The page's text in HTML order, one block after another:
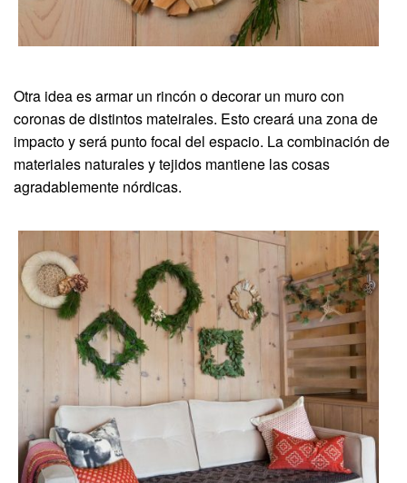
Otra idea es armar un rincón o decorar un muro con
coronas de distintos mateirales. Esto creará una zona de
impacto y será punto focal del espacio. La combinación de
materiales naturales y tejidos mantiene las cosas
agradablemente nórdicas.